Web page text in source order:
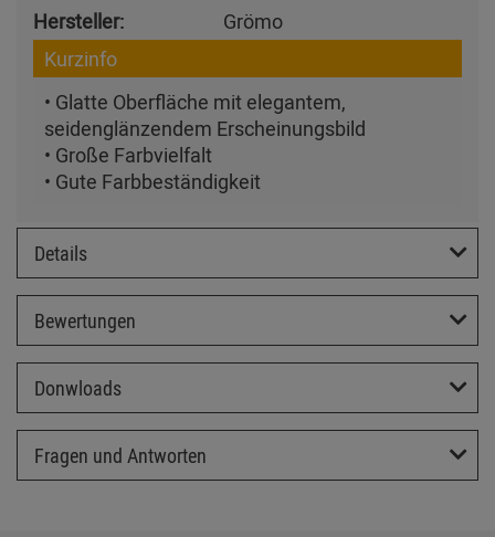
Hersteller:
Grömo
Kurzinfo
• Glatte Oberfläche mit elegantem,
seidenglänzendem Erscheinungsbild
• Große Farbvielfalt
• Gute Farbbeständigkeit
Details
Bewertungen
Donwloads
Fragen und Antworten